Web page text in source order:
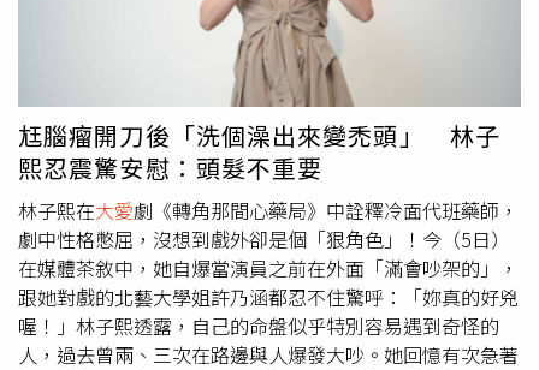
常關切與疑惑。為了讓大家安心，並能以最平穩、明晰的心
念向身邊的會眾說明，本會特此向大家說明當時的採購因緣
與救人心念。一、依法維護：守護十方大眾的善款權益慈濟
採購疫苗的每一分錢，都是來自全球慈濟人與無數善心大德
無私付出的十方善款，本會以「主動與積極」的行動，確保
善款的嚴謹運用與守護十方大眾、志工的權益。此事既經司
法機關調查起訴，本會已委託專業律師──理律法律事務所
郭瑜芳律師，積極協助處理後續法律事宜，並全力配合司法
調查。我們誠摯感謝司法單位的用心偵辦。如今案件提起公
訴，本會將全力配合司法調查，以積極的法律行動，依法請
求賠償，追回受託公司的不當所得，守護社會大眾的愛心與
善款。二、回歸初心：救人要緊的急迫時空回首2021年5
月，台灣面臨新冠疫情急遽升溫的巨大考驗，百業衝擊、大
尪腦瘤開刀後「洗個澡出來變禿頭」 林子
熙忍震驚安慰：頭髮不重要
林子熙在大愛劇《轉角那間心藥局》中詮釋冷面代班藥師，
劇中性格憋屈，沒想到戲外卻是個「狠角色」！今（5日）
在媒體茶敘中，她自爆當演員之前在外面「滿會吵架的」，
跟她對戲的北藝大學姐許乃涵都忍不住驚呼：「妳真的好兇
喔！」林子熙透露，自己的命盤似乎特別容易遇到奇怪的
人，過去曾兩、三次在路邊與人爆發大吵。她回憶有次急著